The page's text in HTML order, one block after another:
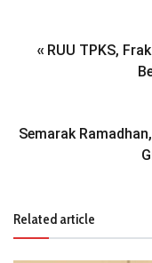
« RUU TPKS,
Semarak
Related article